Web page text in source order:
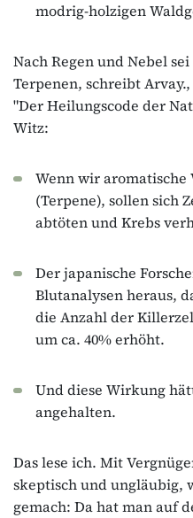
modrig-holzigen
Nach Regen und Nebel
Terpenen, schreibt
"Der Heilungscode der
Witz:
Wenn wir
(Terpene), sollen sich
abtöten und Krebs
Der japanische
Blutanalysen heraus,
die Anzahl der
um ca. 40% erhöht.
Und diese Wirkung
angehalten.
Das lese ich. Mit
skeptisch und ungläubig,
gemach: Da hat man auf